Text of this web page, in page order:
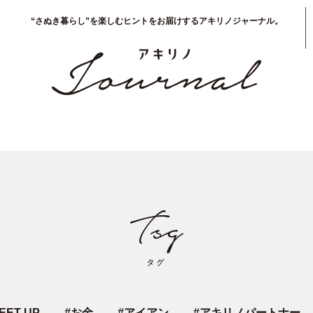
“さぬき暮らし”を楽しむヒントをお届けするアキリノジャーナル。